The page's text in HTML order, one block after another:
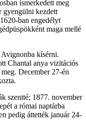
ismerkedett meg
gyengülni kezdett
ban engedélyt
maga mellé
kísérni.
Chantal anya vizitációs
December 27-én
szentté; 1877. november
a római naptárba
pedig áttették január 24-